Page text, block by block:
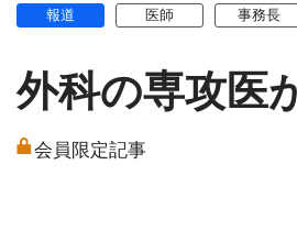
報道 医師 事務長
外科の専攻医
会員限定記事